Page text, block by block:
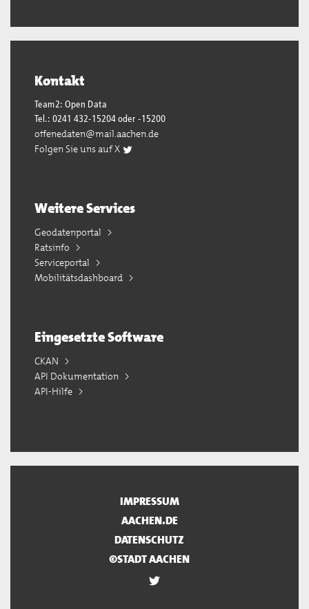
Kontakt
Team2: Open Data
Tel.: 0241 432-15204 oder -15200
offenedaten@mail.aachen.de
Folgen Sie uns auf X
Weitere Services
Geodatenportal
Ratsinfo
Serviceportal
Mobilitätsdashboard
Eingesetzte Software
CKAN
API Dokumentation
API-Hilfe
IMPRESSUM
AACHEN.DE
DATENSCHUTZ
©STADT AACHEN